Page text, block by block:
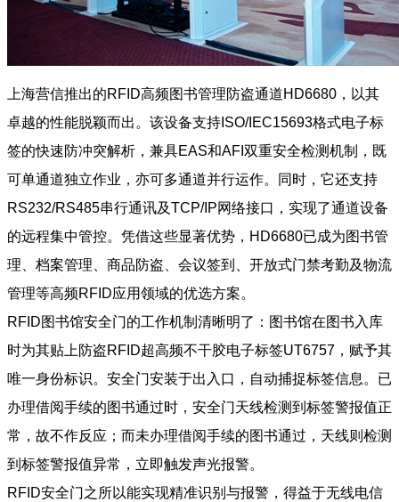
上海营信推出的RFID高频图书管理防盗通道HD6680，以其
卓越的性能脱颖而出。该设备支持ISO/IEC15693格式电子标
签的快速防冲突解析，兼具EAS和AFI双重安全检测机制，既
可单通道独立作业，亦可多通道并行运作。同时，它还支持
RS232/RS485串行通讯及TCP/IP网络接口，实现了通道设备
的远程集中管控。凭借这些显著优势，HD6680已成为图书管
理、档案管理、商品防盗、会议签到、开放式门禁考勤及物流
管理等高频RFID应用领域的优选方案。
RFID图书馆安全门的工作机制清晰明了：图书馆在图书入库
时为其贴上防盗RFID超高频不干胶电子标签UT6757，赋予其
唯一身份标识。安全门安装于出入口，自动捕捉标签信息。已
办理借阅手续的图书通过时，安全门天线检测到标签警报值正
常，故不作反应；而未办理借阅手续的图书通过，天线则检测
到标签警报值异常，立即触发声光报警。
RFID安全门之所以能实现精准识别与报警，得益于无线电信